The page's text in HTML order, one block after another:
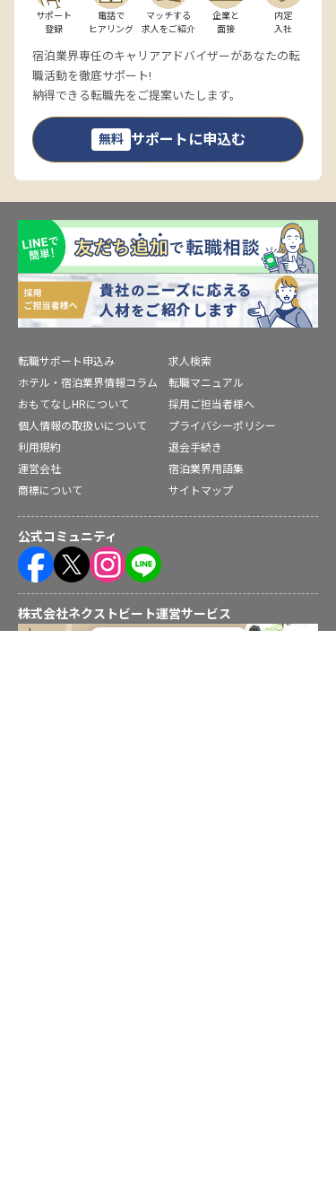
サポート
登録
電話で
ヒアリング
マッチする
求人をご紹介
企業と
面接
内定
入社
宿泊業界専任のキャリアアドバイザーがあなたの転
職活動を徹底サポート!
納得できる転職先をご提案いたします。
無料 サポートに申込む
転職サポート申込み
求人検索
ホテル・宿泊業界情報コラム
転職マニュアル
おもてなしHRについて
採用ご担当者様へ
個人情報の取扱いについて
プライバシーポリシー
利用規約
退会手続き
運営会社
宿泊業界用語集
商標について
サイトマップ
公式コミュニティ
株式会社ネクストビート運営サービス